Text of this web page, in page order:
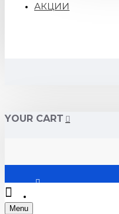
АКЦИИ
YOUR CART
Menu